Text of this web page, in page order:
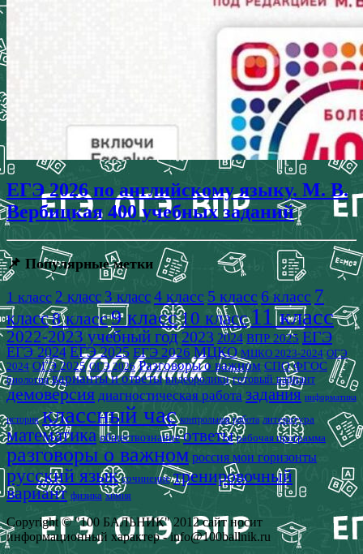
ЕГЭ 2026 по английскому языку. М. В.
Вербицкая 400 учебных заданий
📌 Популярные метки
1 класс 2 класс 3 класс4 класс 5 класс 6 класс 7
класс8 класс9 класс10 класс11 класс
2022-2023 учебный год2023 2024 ВПР 2025 ЕГЭ
ЕГЭ 2024 ЕГЭ 2025 ЕГЭ 2026 МЦКО МЦКО 2023-2024 ОГЭ
2024 ОГЭ 2025 ОГЭ 2026 Разговоры о важном СПО ФГОС
биология варианты и ответы видеоролики готовый вариант
демоверсия диагностическая работа задания информатика
история классный час контрольная работа литература
математика обществознание ответы рабочая программа
разговоры о важном россия мои горизонты
русский язык сочинение тренировочный
вариант физика химия
Copyright © "100 БАЛЬНИК" 2012 сайт носит
информационный характер - info@100ballnik.ru